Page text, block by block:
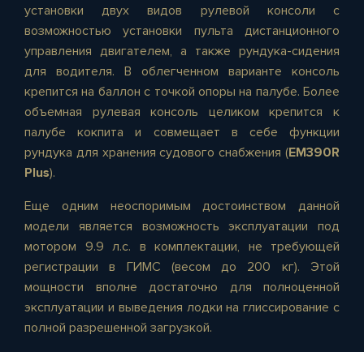
установки двух видов рулевой консоли с
возможностью установки пульта дистанционного
управления двигателем, а также рундука-сидения
для водителя. В облегченном варианте консоль
крепится на баллон с точкой опоры на палубе. Более
объемная рулевая консоль целиком крепится к
палубе кокпита и совмещает в себе функции
рундука для хранения судового снабжения (EM390R
Plus).
Еще одним неоспоримым достоинством данной
модели является возможность эксплуатации под
мотором 9.9 л.с. в комплектации, не требующей
регистрации в ГИМС (весом до 200 кг). Этой
мощности вполне достаточно для полноценной
эксплуатации и выведения лодки на глиссирование с
полной разрешенной загрузкой.